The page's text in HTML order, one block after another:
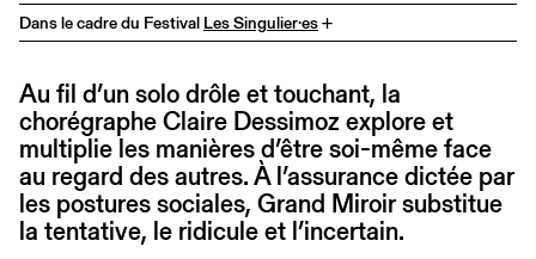
Dans le cadre du Festival Les Singulier·es+
Au fil d’un solo drôle et touchant, la
chorégraphe Claire Dessimoz explore et
multiplie les manières d’être soi-même face
au regard des autres. À l’assurance dictée par
les postures sociales, Grand Miroir substitue
la tentative, le ridicule et l’incertain.